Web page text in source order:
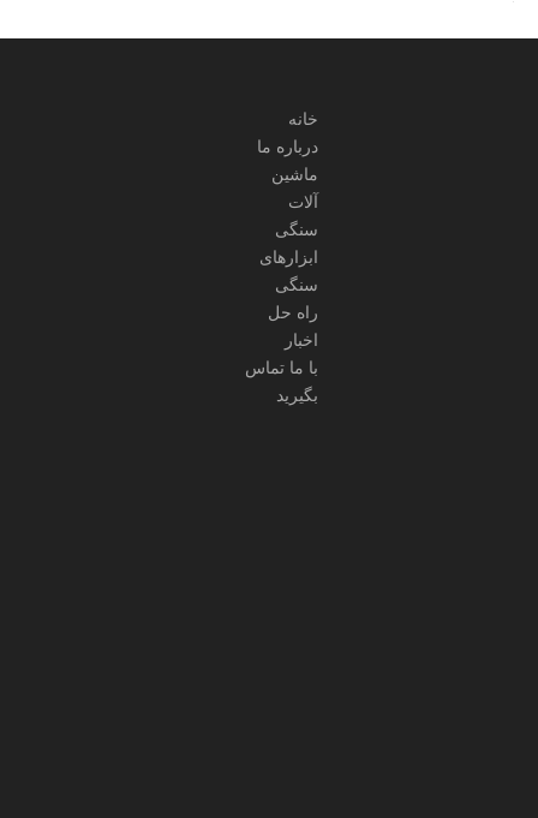
همچنین به پایداری زیست محیطی متعهد
ردپای کربن بهینه می شوند.
با یک پایگاه مشتری جهانی، ما به دلیل برتری
در صنعت ابزار سنگی شهرت پیدا کرده ایم.ما
متعهد به ادامه سنت خود در زمینه نوآوری،
کیفیت و رضایت مشتری هستیم.برای کسب
اطلاعات بیشتر در مورد محصولات و خدمات
ما همین امروز با ما تماس بگیرید.
خانه
درباره ما
ماشین
آلات
سنگی
ابزارهای
سنگی
راه حل
اخبار
با ما تماس
بگیرید